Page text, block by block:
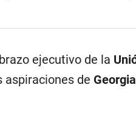
ejecutivo de la
aspiraciones de Georgia